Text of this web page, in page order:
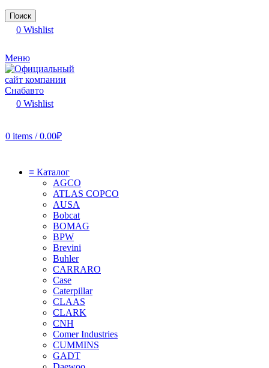
Поиск
0 Wishlist
Меню
0 Wishlist
0 items / 0.00₽
≡ Каталог
AGCO
ATLAS COPCO
AUSA
Bobcat
BOMAG
BPW
Brevini
Buhler
CARRARO
Case
Caterpillar
CLAAS
CLARK
CNH
Comer Industries
CUMMINS
GADT